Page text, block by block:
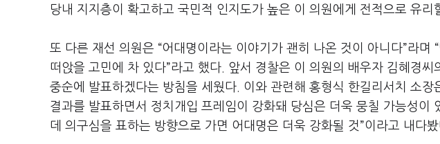
당내 지지층이 확고하고 국민적 인지도가 높은 이 의원에게 전적으로 유리
또 다른 재선 의원은 “어대명이라는 이야기가 괜히 나온 것이 아니다”라며
떠앉을 고민에 차 있다”라고 했다. 앞서 경찰은 이 의원의 배우자 김혜경씨
중순에 발표하겠다는 방침을 세웠다. 이와 관련해 홍형식 한길리서치 소장
결과를 발표하면서 정치개입 프레임이 강화돼 당심은 더욱 뭉칠 가능성이
데 의구심을 표하는 방향으로 가면 어대명은 더욱 강화될 것”이라고 내다봤